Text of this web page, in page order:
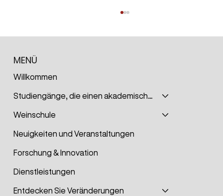
Die zukünftigen TIPSY-Dosen
MENÜ
Willkommen
Studiengänge, die einen akademischen Grad verleihen
Weinschule
Neuigkeiten und Veranstaltungen
Forschung & Innovation
Dienstleistungen
Entdecken Sie Veränderungen